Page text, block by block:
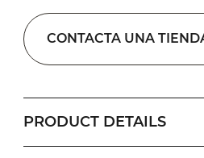
CONTACTA UNA
PRODUCT DETAILS